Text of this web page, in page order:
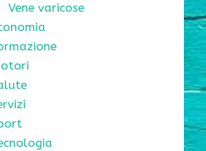
Vene varicose